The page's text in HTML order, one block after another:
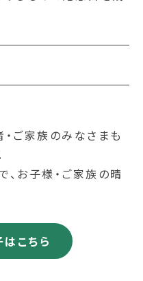
ご家族のみなさまも
お子様・ご家族の晴
こちら